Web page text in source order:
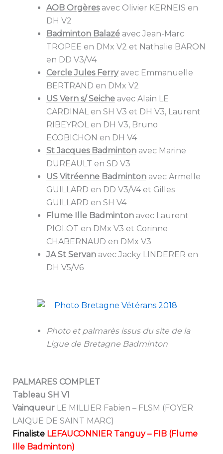
AOB Orgèresavec Olivier KERNEIS en
DH V2
Badminton Balazéavec Jean-Marc
TROPEE en DMx V2 et Nathalie BARON
en DD V3/V4
Cercle Jules Ferryavec Emmanuelle
BERTRAND en DMx V2
US Vern s/ Seicheavec Alain LE
CARDINAL en SH V3 et DH V3, Laurent
RIBEYROL en DH V3, Bruno
ECOBICHON en DH V4
St Jacques Badmintonavec Marine
DUREAULT en SD V3
US Vitréenne Badmintonavec Armelle
GUILLARD en DD V3/V4 et Gilles
GUILLARD en SH V4
Flume Ille Badmintonavec Laurent
PIOLOT en DMx V3 et Corinne
CHABERNAUD en DMx V3
JA St Servanavec Jacky LINDERER en
DH V5/V6
Photo et palmarès issus du site de la
Ligue de Bretagne Badminton
PALMARES COMPLET
Tableau SH V1
VainqueurLE MILLIER Fabien – FLSM (FOYER
LAIQUE DE SAINT MARC)
FinalisteLEFAUCONNIER Tanguy – FIB (Flume
Ille Badminton)